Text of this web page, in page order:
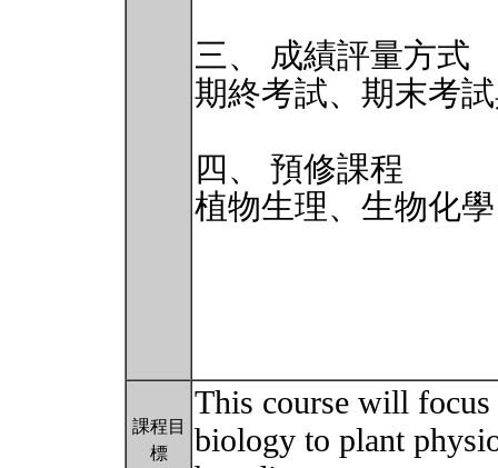
三、 成績評量方式
期終考試、期末考
四、 預修課程
植物生理、生物化
課程目
標
This course will
biology to plant